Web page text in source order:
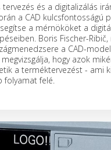
tervezés és a digitalizálás
a CAD kulcsfontosságú
a mérnököket a
Boris Fischer-
a CAD-
hogy azok
a terméktervezést - ami
folyamat felé.